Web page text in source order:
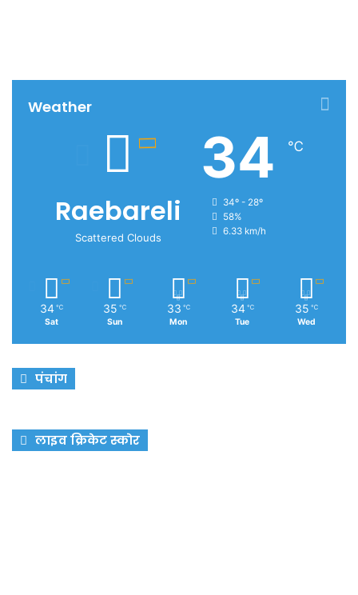
Weather
Raebareli
Scattered Clouds
34 ℃
34º - 28º
58%
6.33 km/h
34 ℃
Sat
35 ℃
Sun
33 ℃
Mon
34 ℃
Tue
35 ℃
Wed
पंचांग
लाइव क्रिकेट स्कोर